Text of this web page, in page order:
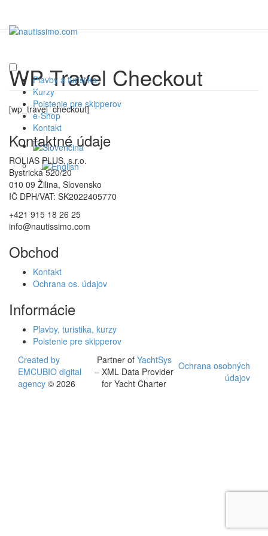
Plavby a turistika
Kurzy
Poistenie pre skipperov
e-Shop
Kontakt
WP Travel Checkout
[wp_travel_checkout]
Kontaktné údaje
ROLIAS PLUS, s.r.o.
Bystrická 520/20
010 09 Žilina, Slovensko
IČ DPH/VAT: SK2022405770
+421 915 18 26 25
info@nautissimo.com
Obchod
Kontakt
Ochrana os. údajov
Informácie
Plavby, turistika, kurzy
Poistenie pre skipperov
Created by
EMCUBIO digital
agency © 2026
Partner of YachtSys
– XML Data Provider
for Yacht Charter
Ochrana osobných
údajov